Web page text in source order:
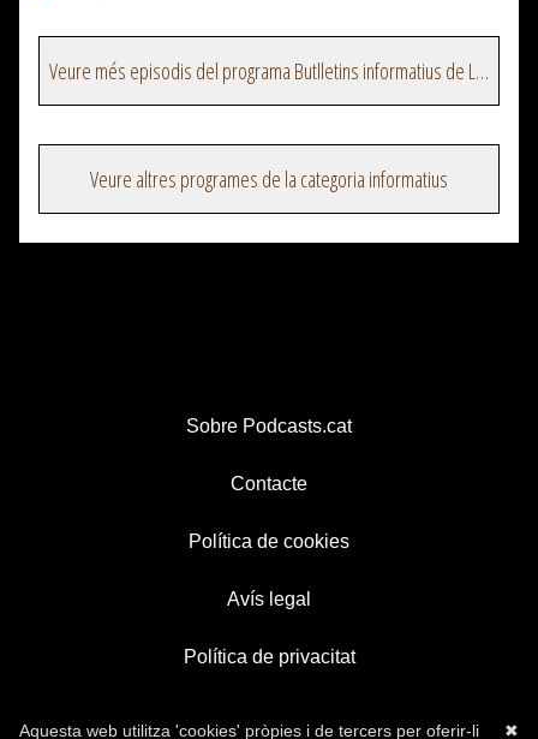
Veure més episodis del programa Butlletins informatius de La Xarxa
Veure altres programes de la categoria informatius
Sobre Podcasts.cat
Contacte
Política de cookies
Avís legal
Política de privacitat
✖
Aquesta web utilitza 'cookies' pròpies i de tercers per oferir-li